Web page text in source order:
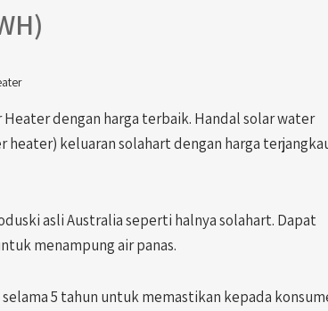
dengan harga terbaik. Handal solar water
keluaran solahart dengan harga
asli Australia seperti halnya solahart. Dapat
menampung air panas.
5 tahun untuk memastikan kepada